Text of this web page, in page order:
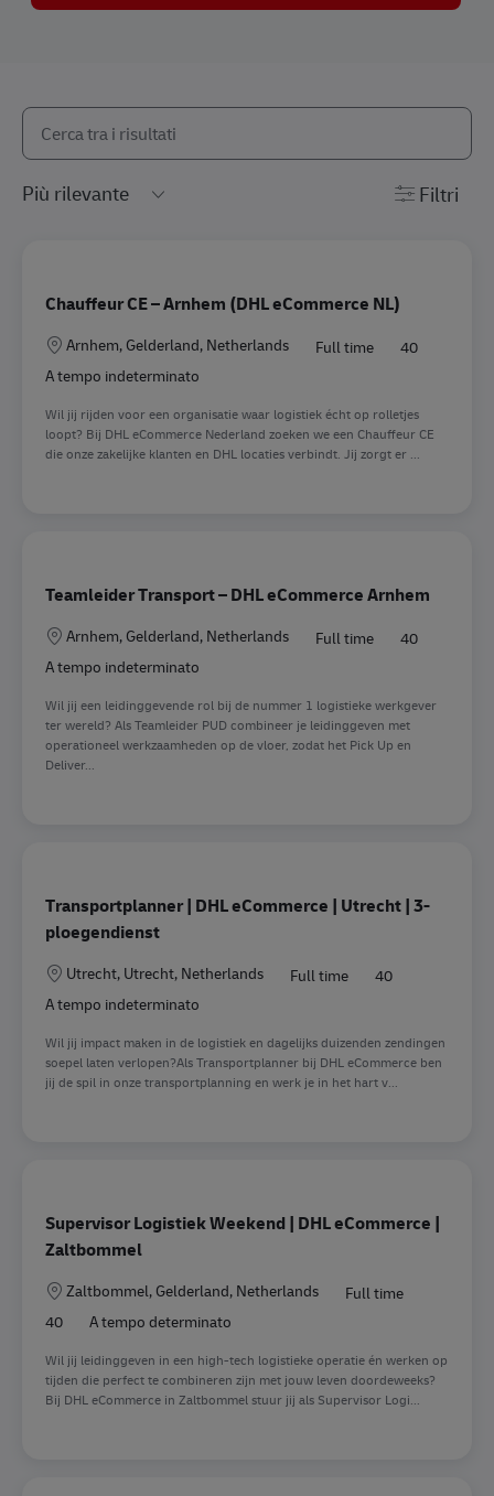
the results are updated
Avvia la ricerca dell’elenco riportato qui di seguito
Filtri
Chauffeur CE – Arnhem (DHL eCommerce NL)
SedeArnhem, Gelderland, Netherlands Full time
40
A tempo indeterminato
Wil jij rijden voor een organisatie waar logistiek écht op rolletjes
loopt? Bij DHL eCommerce Nederland zoeken we een Chauffeur CE
die onze zakelijke klanten en DHL locaties verbindt. Jij zorgt er ...
Teamleider Transport – DHL eCommerce Arnhem
SedeArnhem, Gelderland, Netherlands Full time
40
A tempo indeterminato
Wil jij een leidinggevende rol bij de nummer 1 logistieke werkgever
ter wereld? Als Teamleider PUD combineer je leidinggeven met
operationeel werkzaamheden op de vloer, zodat het Pick Up en
Deliver...
Transportplanner | DHL eCommerce | Utrecht | 3-
ploegendienst
SedeUtrecht, Utrecht, Netherlands Full time
40
A tempo indeterminato
Wil jij impact maken in de logistiek en dagelijks duizenden zendingen
soepel laten verlopen?Als Transportplanner bij DHL eCommerce ben
jij de spil in onze transportplanning en werk je in het hart v...
Supervisor Logistiek Weekend | DHL eCommerce |
Zaltbommel
SedeZaltbommel, Gelderland, Netherlands
Full time
40
A tempo determinato
Wil jij leidinggeven in een high-tech logistieke operatie én werken op
tijden die perfect te combineren zijn met jouw leven doordeweeks?
Bij DHL eCommerce in Zaltbommel stuur jij als Supervisor Logi...